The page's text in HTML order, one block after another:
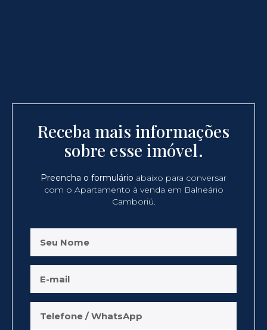
Receba mais informações
sobre esse imóvel.
Preencha o formulário abaixo para conversar
com o Apartamento à venda em Balneário
Camboriú.